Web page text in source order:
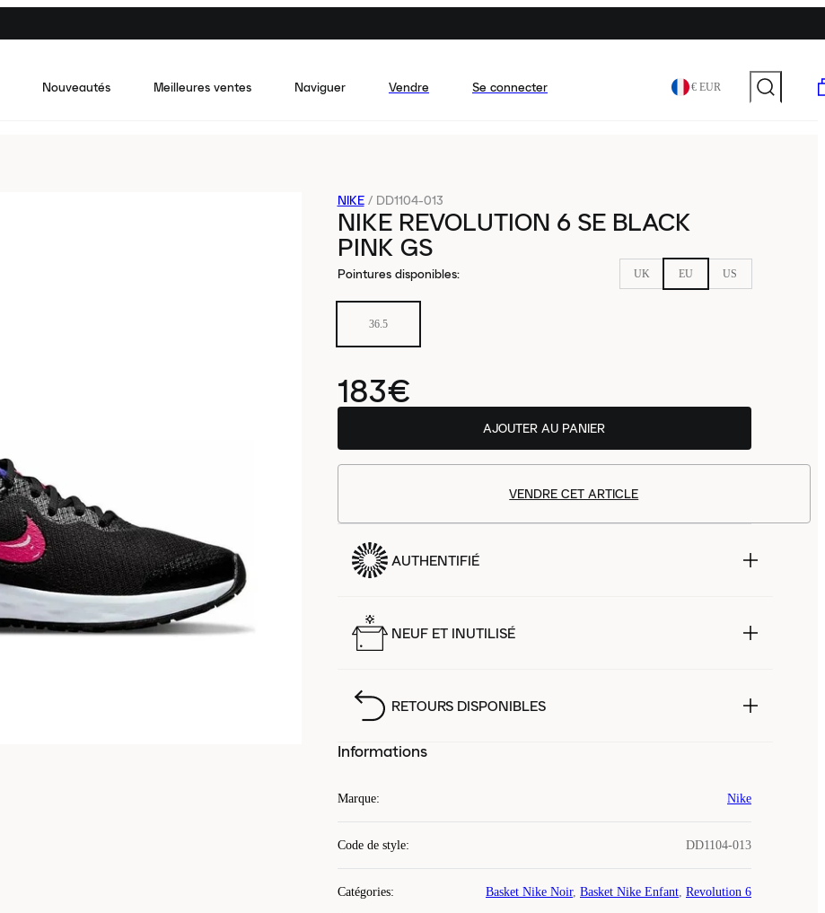
Nouveautés Meilleures ventes Naviguer Vendre Se connecter € EUR
NIKE / DD1104-013
NIKE REVOLUTION 6 SE BLACK
PINK GS
Pointures disponibles: UK EU US
36.5
183€
AJOUTER AU PANIER
VENDRE CET ARTICLE
AUTHENTIFIÉ
NEUF ET INUTILISÉ
RETOURS DISPONIBLES
Informations
Marque: Nike
Code de style: DD1104-013
Catégories: Basket Nike Noir, Basket Nike Enfant, Revolution 6